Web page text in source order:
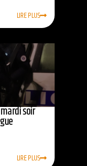
LIRE PLUS
soir
LIRE PLUS